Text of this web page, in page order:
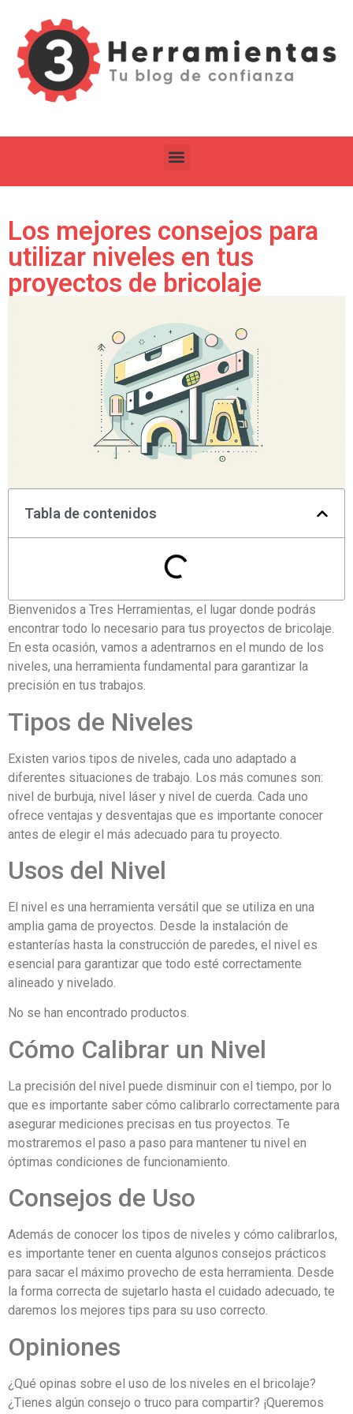
Los mejores consejos para
utilizar niveles en tus
proyectos de bricolaje
Tabla de contenidos
Bienvenidos a Tres Herramientas, el lugar donde podrás
encontrar todo lo necesario para tus proyectos de bricolaje.
En esta ocasión, vamos a adentrarnos en el mundo de los
niveles, una herramienta fundamental para garantizar la
precisión en tus trabajos.
Tipos de Niveles
Existen varios tipos de niveles, cada uno adaptado a
diferentes situaciones de trabajo. Los más comunes son:
nivel de burbuja, nivel láser y nivel de cuerda. Cada uno
ofrece ventajas y desventajas que es importante conocer
antes de elegir el más adecuado para tu proyecto.
Usos del Nivel
El nivel es una herramienta versátil que se utiliza en una
amplia gama de proyectos. Desde la instalación de
estanterías hasta la construcción de paredes, el nivel es
esencial para garantizar que todo esté correctamente
alineado y nivelado.
No se han encontrado productos.
Cómo Calibrar un Nivel
La precisión del nivel puede disminuir con el tiempo, por lo
que es importante saber cómo calibrarlo correctamente para
asegurar mediciones precisas en tus proyectos. Te
mostraremos el paso a paso para mantener tu nivel en
óptimas condiciones de funcionamiento.
Consejos de Uso
Además de conocer los tipos de niveles y cómo calibrarlos,
es importante tener en cuenta algunos consejos prácticos
para sacar el máximo provecho de esta herramienta. Desde
la forma correcta de sujetarlo hasta el cuidado adecuado, te
daremos los mejores tips para su uso correcto.
Opiniones
¿Qué opinas sobre el uso de los niveles en el bricolaje?
¿Tienes algún consejo o truco para compartir? ¡Queremos